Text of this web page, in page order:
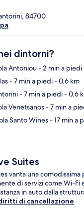
84700
dintorni?
Antoniou- 2 min a piedi
- 7 min a piedi- 0.6 km
- 7 min a piedi- 0.6
Venetsanos- 7 min a
Santo Wines- 17 min a
Suites
vanta una
di servizi come Wi-Fi
in auto dalla
di cancellazione